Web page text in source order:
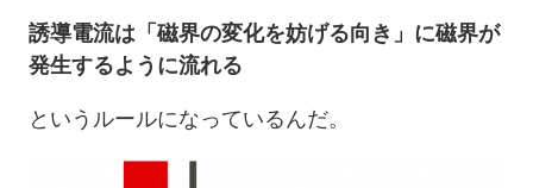
誘導電流は「磁界の変化を妨げる向き」に磁界が
発生するように流れる
というルールになっているんだ。